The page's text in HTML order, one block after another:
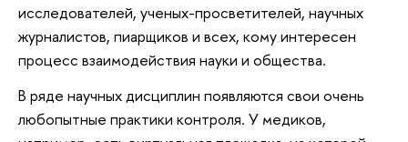
исследователей, ученых-просветителей, научных
журналистов, пиарщиков и всех, кому интересен
процесс взаимодействия науки и общества.
В ряде научных дисциплин появляются свои очень
любопытные практики контроля. У медиков,